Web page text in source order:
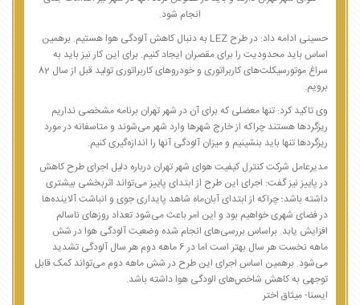
انجام شود.
حسینی ادامه داد: در طرح LEZ به دنبال کاهش آلودگی هوا هستیم. برهمین
اساس باید محدودیت را برای مقصران ایجاد کنیم. برای این کار نیز باید به
سراغ موتورسیکلت‌های کاربراتوری و خودروهای کاربراتوری تولید قبل از سال 82
برویم.
وی تاکید کرد: تنها معضلی که برای آن در شهر تهران برنامه مشخصی نداریم
ریزگردها هستند چراکه از خارج شهرها وارد شهر می‌شوند و متاسفانه در مورد
ریزگردها تنها باید بنشینیم و میزان آلودگی آنها را اندازه‌گیری کنیم.
مدیرعامل شرکت کنترل کیفیت هوای شهر تهران درباره دلیل اجرای طرح کاهش
در پاییز نیز گفت: اجرای این طرح از ابتدای پاییز می‌تواند اثربخشی بیشتری
داشته باشد؛ چراکه از ابتدای آبان‌ماه شاهد پایداری جوی و انباشت آلاینده‌ها
در فضای شهری خواهیم بود و این امر باعث می‌شود تعداد روزهای ناسالم
افزایش یابد. براساس بررسی‌های انجام شده وضعیت آلودگی هوا در شش
ماهه نخست هر سال بهتر است اما در 6 ماهه دوم هر سال آلودگی تشدید
می‌شود. برهمین اساس اجرای این طرح در شش ماهه دوم می‌تواند کمک قابل
توجهی به کاهش شاخص‌های الودگی هوا داشته باشد.
ایسنا- میثاق اختر